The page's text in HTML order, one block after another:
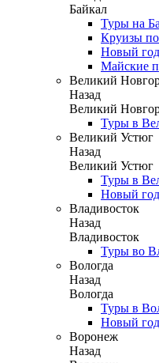
Байкал
Туры на
Круизы
Новый
Майские
Великий
Назад
Великий
Туры в
Великий Устюг
Назад
Великий Устюг
Туры в
Новый
Владивосток
Назад
Владивосток
Туры во
Вологда
Назад
Вологда
Туры в
Новый
Воронеж
Назад